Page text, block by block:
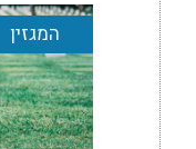
המגזין